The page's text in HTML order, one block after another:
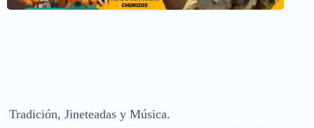
Tradición, Jineteadas y Música.